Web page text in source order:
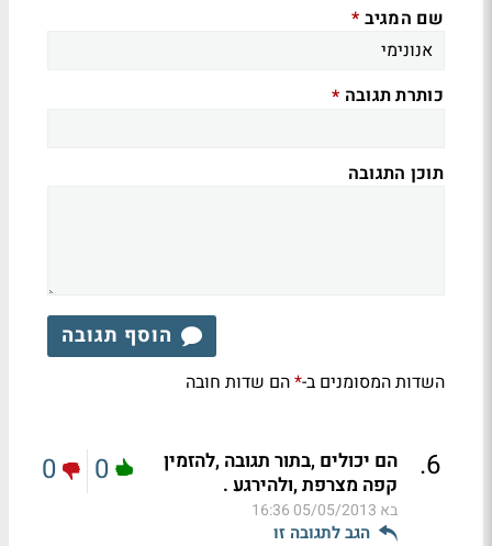
שם המגיב *
כותרת תגובה *
תוכן התגובה
הוסף תגובה
השדות המסומנים ב-*הם שדות חובה
6
.
הם יכולים ,בתור תגובה ,להזמין
קפה מצרפת ,ולהירגע .
בא 05/05/2013 16:36
הגב לתגובה זו
0
0